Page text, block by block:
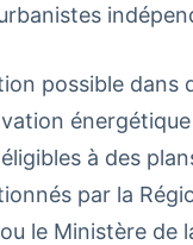
possible dans
à des
par la
le Ministère de